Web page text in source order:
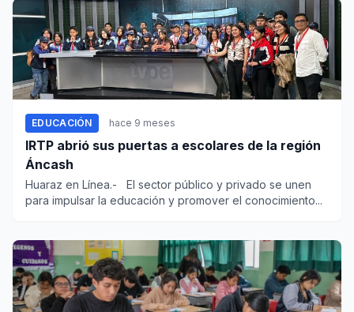
EDUCACIÓN hace 9 meses
IRTP abrió sus puertas a escolares de la región
Áncash
Huaraz en Línea.- El sector público y privado se unen
para impulsar la educación y promover el conocimiento...